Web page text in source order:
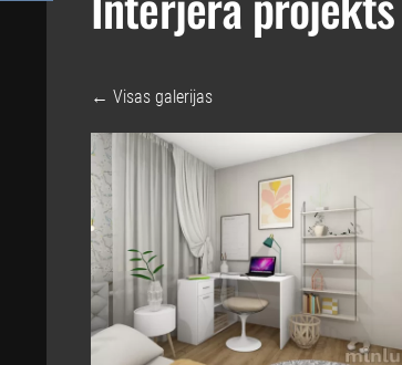
Visas galerijas